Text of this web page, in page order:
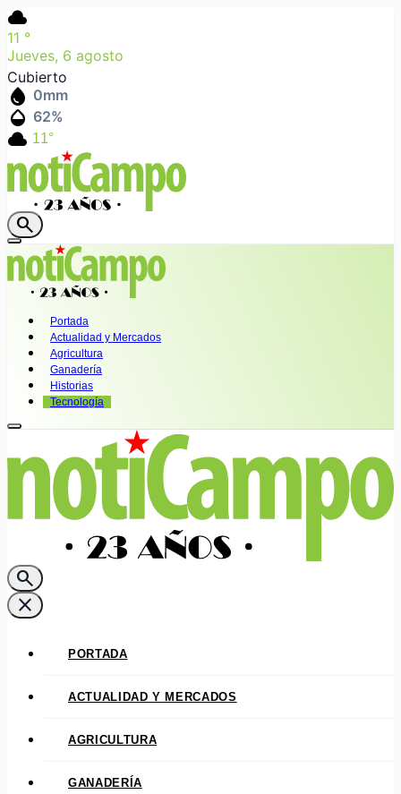
cloud
11 °
Jueves, 6 agosto
Cubierto
water_drop 0mm
humidity_mid 62%
cloud 11°
search
Portada
Actualidad y Mercados
Agricultura
Ganadería
Historias
Tecnología
search
close
PORTADA
ACTUALIDAD Y MERCADOS
AGRICULTURA
GANADERÍA